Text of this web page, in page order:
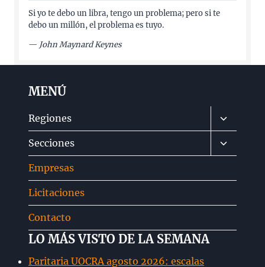
Si yo te debo un libra, tengo un problema; pero si te
debo un millón, el problema es tuyo.
— John Maynard Keynes
MENÚ
Regiones
Alternar
menú
hijo
Secciones
Alternar
menú
Empresas
Licitaciones
Contacto
LO MÁS VISTO DE LA SEMANA
Paritaria UOCRA agosto 2026: escalas